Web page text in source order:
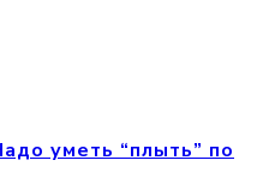
уметь “плыть” по